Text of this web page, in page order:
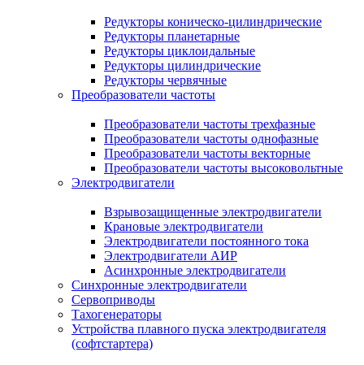
Редукторы коническо-цилиндрические
Редукторы планетарные
Редукторы циклоидальные
Редукторы цилиндрические
Редукторы червячные
Преобразователи частоты
Преобразователи частоты трехфазные
Преобразователи частоты однофазные
Преобразователи частоты векторные
Преобразователи частоты высоковольтные
Электродвигатели
Взрывозащищенные электродвигатели
Крановые электродвигатели
Электродвигатели постоянного тока
Электродвигатели АИР
Асинхронные электродвигатели
Синхронные электродвигатели
Сервоприводы
Тахогенераторы
Устройства плавного пуска электродвигателя
(софтстартера)